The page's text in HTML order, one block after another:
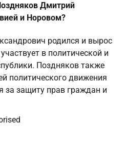
Дмитрий
и Норовом?
родился и вырос
в политической и
Поздняков также
политического движения
за защиту прав граждан и